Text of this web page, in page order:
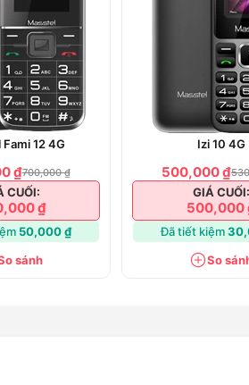
12 4G
₫700,000 ₫
CUỐI:
₫
50,000 ₫
sánh
Izi 10 4G
500,000 ₫
GIÁ CUỐI:
500,000
Đã tiết kiệm
So